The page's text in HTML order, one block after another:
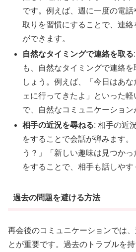
です。例えば、週に一度の電話
取りを習慣にすることで、連絡
ができます。
自然なタイミングで連絡を取る
も、自然なタイミングで連絡を
しょう。例えば、「今日はあ
ェに行ってきたよ」といった軽
で、自然なコミュニケーション
相手の近況を尋ねる: 相手の近
をすることで会話が弾みます
う？」「新しい趣味は見つか
をすることで、相手も話しやす
過去の問題を避ける方法
再会後のコミュニケーションでは
とが重要です。過去のトラブルを